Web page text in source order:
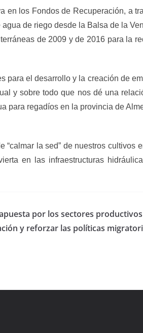
en los Fondos de Recuperación, a
de riego desde la Balsa de la
de 2009 y de 2016 para la
para el desarrollo y la creación de
y sobre todo que nos dé una
para regadíos en la provincia de
la sed” de nuestros cultivos
en las infraestructuras
apuesta por los sectores
y reforzar las políticas